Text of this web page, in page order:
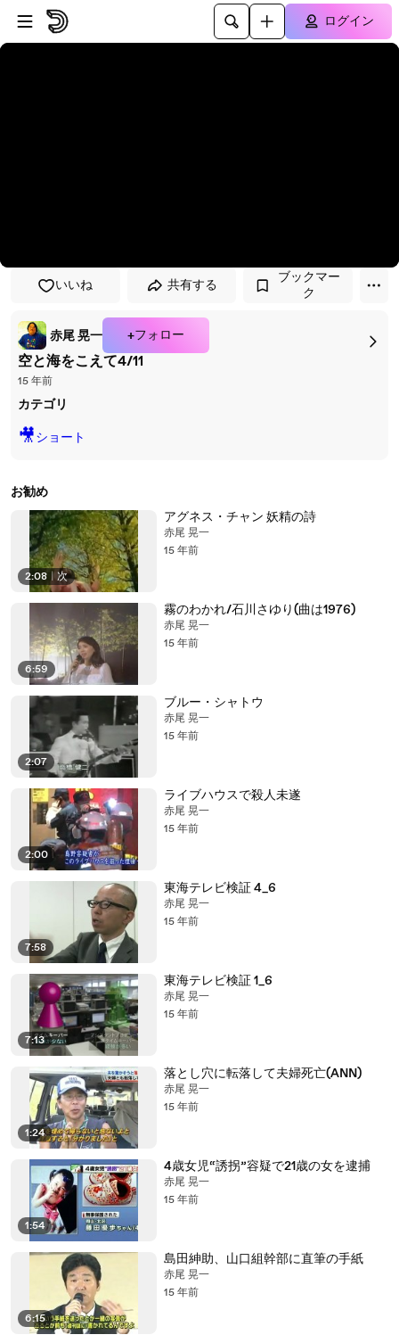
プレイヤーにスキップ
メインコンテンツにスキップ
ログイン
いいね 共有する
ブックマー
ク
赤尾 晃一 +フォロー
空と海をこえて4/11
15 年前
カテゴリ
🎥ショート
お勧め
2:08 | 次
アグネス・チャン 妖精の詩
赤尾 晃一
15 年前
6:59
霧のわかれ/石川さゆり(曲は1976)
赤尾 晃一
15 年前
2:07
ブルー・シャトウ
赤尾 晃一
15 年前
2:00
ライブハウスで殺人未遂
赤尾 晃一
15 年前
7:58
東海テレビ検証 4_6
赤尾 晃一
15 年前
7:13
東海テレビ検証 1_6
赤尾 晃一
15 年前
1:24
落とし穴に転落して夫婦死亡(ANN)
赤尾 晃一
15 年前
1:54
4歳女児“誘拐”容疑で21歳の女を逮捕
赤尾 晃一
15 年前
6:15
島田紳助、山口組幹部に直筆の手紙
赤尾 晃一
15 年前